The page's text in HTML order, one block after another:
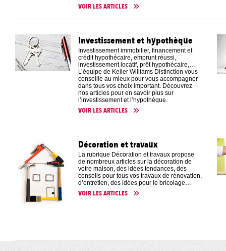
VOIR LES ARTICLES
Investissement et hypothèque
Investissement immobilier, financement et
crédit hypothécaire, emprunt réussi,
investissement locatif, prêt hypothécaire,…
L’équipe de Keller Williams Distinction vous
conseille au mieux pour vous accompagner
dans tous vos choix important. Découvrez
nos articles pour en savoir plus sur
l’investissement et l’hypothèque.
VOIR LES ARTICLES
Décoration et travaux
La rubrique Décoration et travaux propose
de nombreux articles sur la décoration de
votre maison, des idées tendances, des
conseils pour tous vos travaux de rénovation,
d’entretien, des idées pour le bricolage…
VOIR LES ARTICLES